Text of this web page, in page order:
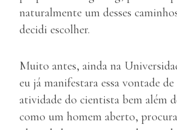
naturalmente um desses
decidi escolher.
Muito antes, ainda na
eu já manifestara essa vontade
atividade do cientista bem além
como um homem aberto,